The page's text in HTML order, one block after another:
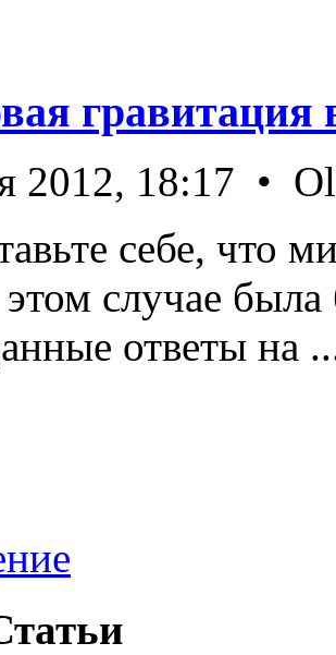
гравитация
2012, 18:17 •
себе, что
случае
ответы на